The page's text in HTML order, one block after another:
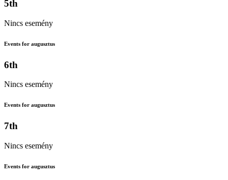
5th
Nincs esemény
Events for augusztus
6th
Nincs esemény
Events for augusztus
7th
Nincs esemény
Events for augusztus